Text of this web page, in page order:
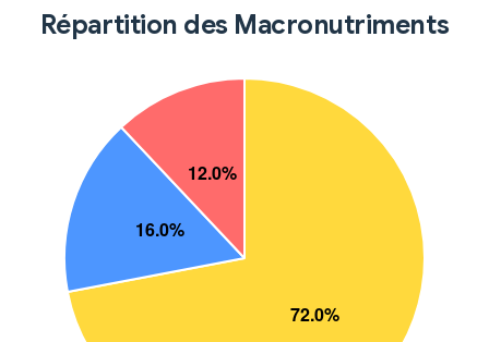
Répartition des Macronutriments